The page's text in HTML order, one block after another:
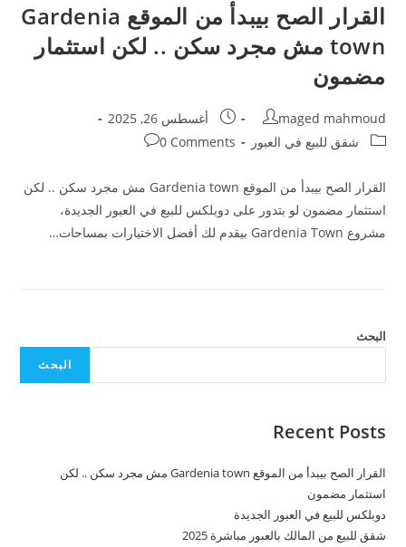
القرار الصح بيبدأ من الموقع Gardenia
town مش مجرد سكن .. لكن استثمار
مضمون
Post
author:
maged mahmoud
Post
published:
أغسطس 26, 2025
Post
شقق للبيع في العبور
Post
0 Comments
القرار الصح بيبدأ من الموقع Gardenia town مش مجرد سكن .. لكن
استثمار مضمون لو بتدور على دوبلكس للبيع في العبور الجديدة،
مشروع Gardenia Town بيقدم لك أفضل الاختيارات بمساحات…
البحث
البحث
Recent Posts
القرار الصح بيبدأ من الموقع Gardenia town مش مجرد سكن .. لكن
استثمار مضمون
دوبلكس للبيع في العبور الجديدة
شقق للبيع من المالك بالعبور مباشرة 2025